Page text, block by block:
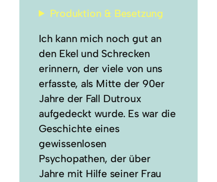
Produktion & Besetzung
Ich kann mich noch gut an
den Ekel und Schrecken
erinnern, der viele von uns
erfasste, als Mitte der 90er
Jahre der Fall Dutroux
aufgedeckt wurde. Es war die
Geschichte eines
gewissenlosen
Psychopathen, der über
Jahre mit Hilfe seiner Frau